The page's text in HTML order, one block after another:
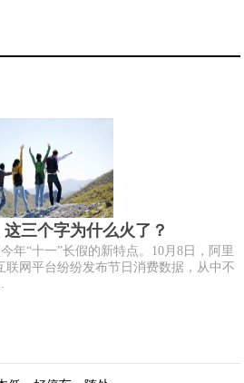
三个字为什么火了？
年“十一”长假的新特点。10月8日，阿里
联网平台纷纷发布节日消费数据，从中不